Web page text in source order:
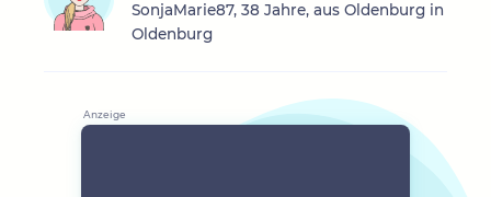
SonjaMarie87, 38 Jahre, aus Oldenburg in
Oldenburg